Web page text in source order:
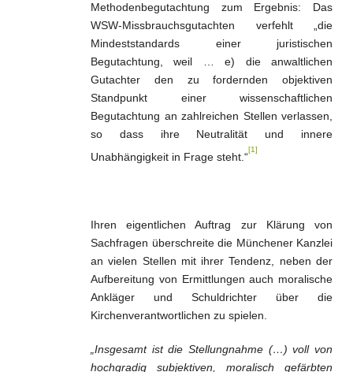
Methodenbegutachtung zum Ergebnis: Das
WSW-Missbrauchsgutachten verfehlt „die
Mindeststandards einer juristischen
Begutachtung, weil … e) die anwaltlichen
Gutachter den zu fordernden objektiven
Standpunkt einer wissenschaftlichen
Begutachtung an zahlreichen Stellen verlassen,
so dass ihre Neutralität und innere
Unabhängigkeit in Frage steht.“
[1]
Ihren eigentlichen Auftrag zur Klärung von
Sachfragen überschreite die Münchener Kanzlei
an vielen Stellen mit ihrer Tendenz, neben der
Aufbereitung von Ermittlungen auch moralische
Ankläger und Schuldrichter über die
Kirchenverantwortlichen zu spielen.
„Insgesamt ist die Stellungnahme (…) voll von
hochgradig subjektiven, moralisch gefärbten